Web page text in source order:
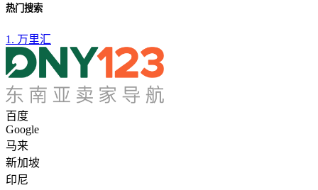
热门搜索
1. 万里汇
百度
Google
马来
新加坡
印尼